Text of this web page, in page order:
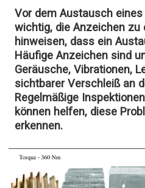
Vor dem Austausch
wichtig, die Anzeichen zu
hinweisen, dass ein
Häufige Anzeichen sind
Geräusche, Vibrationen,
sichtbarer Verschleiß an
Regelmäßige
können helfen, diese
erkennen.